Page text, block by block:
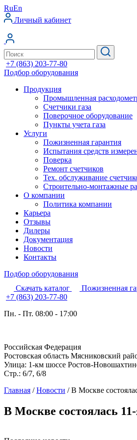
RuEn
Личный кабинет
+7 (863) 203-77-80
Подбор оборудования
Продукция
Промышленная
Счетчики газа
Поверочное оборудование
Пункты учета газа
Услуги
Пожизненная гарантия
Испытания средств
Поверка
Ремонт счетчиков
Тех. обслуживание
Строительно-монтажные
О компании
Политика компании
Карьера
Отзывы
Дилеры
Документация
Новости
Контакты
Подбор оборудования
Скачать каталог
Пожизненная
+7 (863) 203-77-80
Пн. - Пт. 08:00 - 17:00
Российская Федерация
Ростовская область Мясниковский
Улица: 1-км шоссе Ростов-
Стр.: 6/7, 6/8
Главная /Новости /В Москве
В Москве состоялась